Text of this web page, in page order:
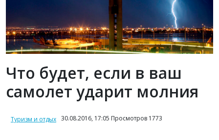
Что будет, если в ваш
самолет ударит молния
Туризм и отдых 30.08.2016, 17:05 Просмотров 1773